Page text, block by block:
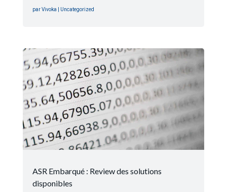
parVivoka Uncategorized
ASR Embarqué : Review des solutions
disponibles